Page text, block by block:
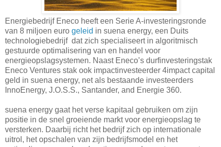
Energiebedrijf Eneco heeft een Serie A-investeringsronde
van 8 miljoen euro geleid in suena energy, een Duits
technologiebedrijf dat zich specialiseert in algoritmisch
gestuurde optimalisering van en handel voor
energieopslagsystemen. Naast Eneco’s durfinvesteringstak
Eneco Ventures stak ook impactinvesteerder 4impact capital
geld in suena energy, net als bestaande investeerders
InnoEnergy, J.O.S.S., Santander, and Energie 360.
suena energy gaat het verse kapitaal gebruiken om zijn
positie in de snel groeiende markt voor energieopslag te
versterken. Daarbij richt het bedrijf zich op internationale
uitrol, het opschalen van zijn bedrijfsmodel en het